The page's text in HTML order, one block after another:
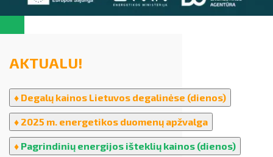
Teisinė aplinka
Teisinė aplinka
AKTUALU!
♦ Degalų kainos Lietuvos degalinėse (dienos)
♦ 2025 m. energetikos duomenų apžvalga
♦ Pagrindinių energijos išteklių kainos (dienos)